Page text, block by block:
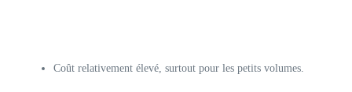
Coût relativement élevé, surtout pour les petits volumes.